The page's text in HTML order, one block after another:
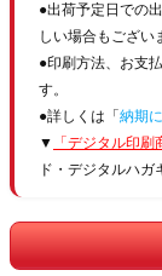
●出荷予定日での
しい場合もござい
●印刷方法、お支
す。
●詳しくは「 納期
▼
「デジタル印刷
ド・デジタルハガ